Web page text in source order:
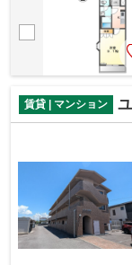
賃貸 | マンション